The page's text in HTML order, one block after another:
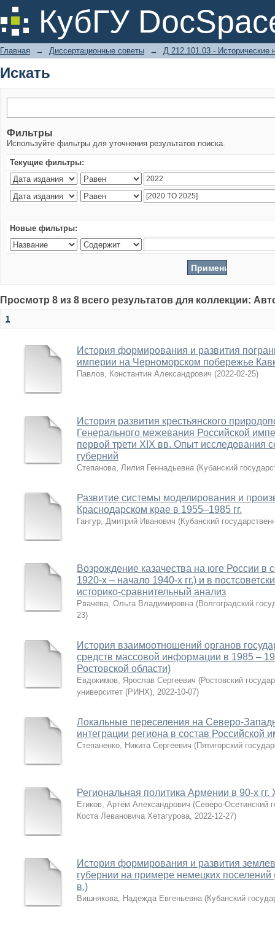
КубГУ
Искать
Главная → Диссертационные советы → Д 212.101.03 - Исторические
Искать
Фильтры
Используйте фильтры для уточнения результатов поиска.
Текущие фильтры:
Новые фильтры:
Просмотр 8 из 8 всего результатов для коллекции:
1
История формирования и развития
империи на Черноморском побережье
Павлов, Константин Александрович (2022-02-25)
История развития крестьянского
Генерального межевания Российской
первой трети XIX вв. Опыт исследования
губерний
Степанова, Лилия Геннадьевна (Кубанский
Развитие системы моделирования и
Краснодарском крае в 1955–1985 гг.
Гангур, Дмитрий Иванович (Кубанский
Возрождение казачества на юге России в
1920-х – начало 1940-х гг.) и в
историко-сравнительный анализ
Рвачева, Ольга Владимировна (Волгоградский
23)
История взаимоотношений органов
средств массовой информации в 1985 –
Ростовской области)
Евдокимов, Ярослав Сергеевич (Ростовский
университет (РИНХ), 2022-10-07)
Локальные переселения на Северо-
интеграции региона в состав Российской
Степаненко, Никита Сергеевич (Пятигорский
Региональная политика Армении в 90-х
Егиков, Артём Александрович (Северо-Осетинский
Коста Левановича Хетагурова, 2022-12-27)
История формирования и развития
губернии на примере немецких
в.)
Вишнякова, Надежда Евгеньевна (Кубанский